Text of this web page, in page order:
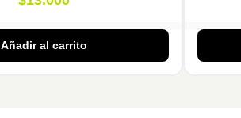
Añadir al carrito